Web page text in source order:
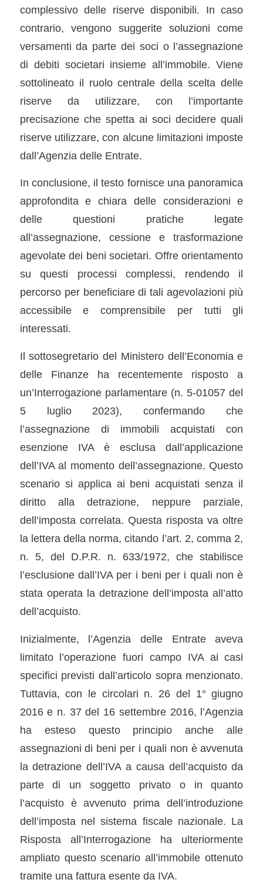
complessivo delle riserve disponibili. In caso
contrario, vengono suggerite soluzioni come
versamenti da parte dei soci o l’assegnazione
di debiti societari insieme all’immobile. Viene
sottolineato il ruolo centrale della scelta delle
riserve da utilizzare, con l’importante
precisazione che spetta ai soci decidere quali
riserve utilizzare, con alcune limitazioni imposte
dall’Agenzia delle Entrate.
In conclusione, il testo fornisce una panoramica
approfondita e chiara delle considerazioni e
delle questioni pratiche legate
all’assegnazione, cessione e trasformazione
agevolate dei beni societari. Offre orientamento
su questi processi complessi, rendendo il
percorso per beneficiare di tali agevolazioni più
accessibile e comprensibile per tutti gli
interessati.
Il sottosegretario del Ministero dell’Economia e
delle Finanze ha recentemente risposto a
un’Interrogazione parlamentare (n. 5-01057 del
5 luglio 2023), confermando che
l’assegnazione di immobili acquistati con
esenzione IVA è esclusa dall’applicazione
dell’IVA al momento dell’assegnazione. Questo
scenario si applica ai beni acquistati senza il
diritto alla detrazione, neppure parziale,
dell’imposta correlata. Questa risposta va oltre
la lettera della norma, citando l’art. 2, comma 2,
n. 5, del D.P.R. n. 633/1972, che stabilisce
l’esclusione dall’IVA per i beni per i quali non è
stata operata la detrazione dell’imposta all’atto
dell’acquisto.
Inizialmente, l’Agenzia delle Entrate aveva
limitato l’operazione fuori campo IVA ai casi
specifici previsti dall’articolo sopra menzionato.
Tuttavia, con le circolari n. 26 del 1° giugno
2016 e n. 37 del 16 settembre 2016, l’Agenzia
ha esteso questo principio anche alle
assegnazioni di beni per i quali non è avvenuta
la detrazione dell’IVA a causa dell’acquisto da
parte di un soggetto privato o in quanto
l’acquisto è avvenuto prima dell’introduzione
dell’imposta nel sistema fiscale nazionale. La
Risposta all’Interrogazione ha ulteriormente
ampliato questo scenario all’immobile ottenuto
tramite una fattura esente da IVA.